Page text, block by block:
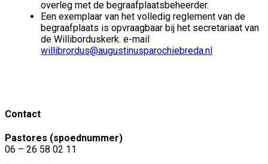
overleg met de begraafplaatsbeheerder.
Een exemplaar van het volledig reglement van de
begraafplaats is opvraagbaar bij het secretariaat van
de Williborduskerk. e-mail
willibrordus@augustinusparochiebreda.nl
Contact
Pastores (spoednummer)
06 – 26 58 02 11